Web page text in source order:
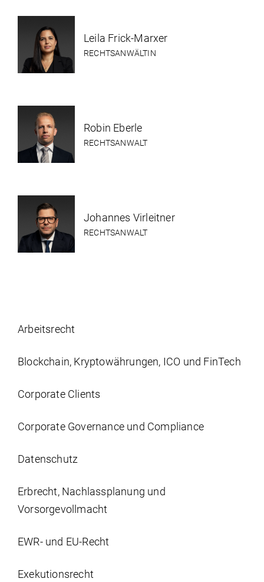
Leila Frick-Marxer
RECHTSANWÄLTIN
Robin Eberle
RECHTSANWALT
Johannes Virleitner
RECHTSANWALT
Arbeits­recht
Blockchain, Kryptowährungen, ICO und FinTech
Corporate Clients
Corporate Governance und Compliance
Datenschutz
Erbrecht, Nachlassplanung und
Vorsorgevollmacht
EWR- und EU-Recht
Exekutionsrecht